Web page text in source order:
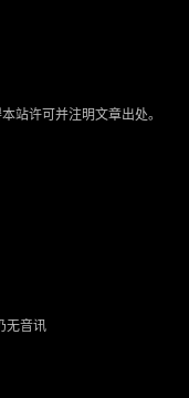
站许可并注明文章出处。
无音讯